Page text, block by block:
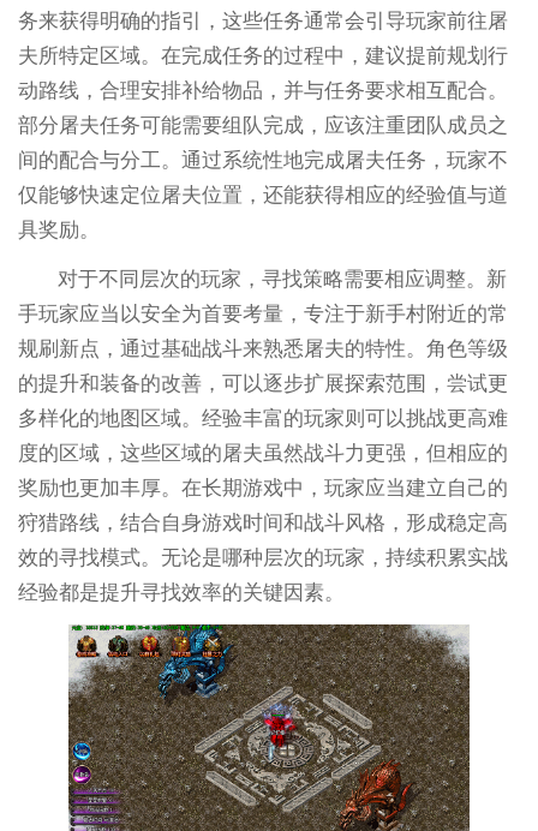
务来获得明确的指引，这些任务通常会引导玩家前往屠
夫所特定区域。在完成任务的过程中，建议提前规划行
动路线，合理安排补给物品，并与任务要求相互配合。
部分屠夫任务可能需要组队完成，应该注重团队成员之
间的配合与分工。通过系统性地完成屠夫任务，玩家不
仅能够快速定位屠夫位置，还能获得相应的经验值与道
具奖励。
对于不同层次的玩家，寻找策略需要相应调整。新
手玩家应当以安全为首要考量，专注于新手村附近的常
规刷新点，通过基础战斗来熟悉屠夫的特性。角色等级
的提升和装备的改善，可以逐步扩展探索范围，尝试更
多样化的地图区域。经验丰富的玩家则可以挑战更高难
度的区域，这些区域的屠夫虽然战斗力更强，但相应的
奖励也更加丰厚。在长期游戏中，玩家应当建立自己的
狩猎路线，结合自身游戏时间和战斗风格，形成稳定高
效的寻找模式。无论是哪种层次的玩家，持续积累实战
经验都是提升寻找效率的关键因素。